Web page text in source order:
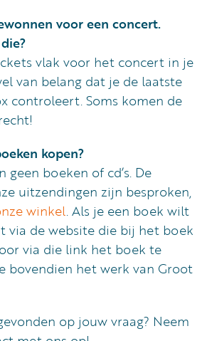
voor een concert.
vlak voor het concert in je
van belang dat je de laatste
controleert. Soms komen de
kopen?
geen boeken of cd’s. De
uitzendingen zijn besproken,
winkel. Als je een boek wilt
via de website die bij het boek
via die link het boek te
bovendien het werk van Groot
op jouw vraag? Neem